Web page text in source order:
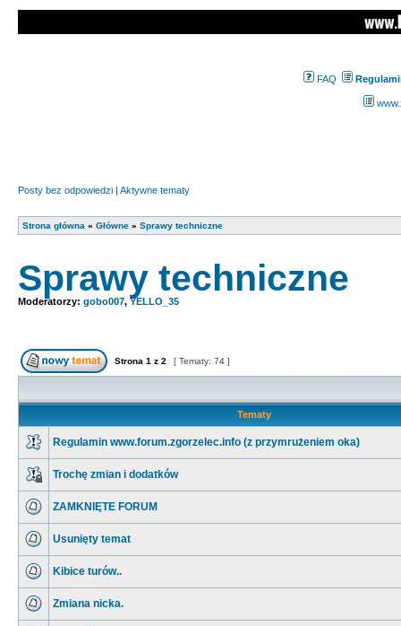
FAQ
Posty bez odpowiedzi | Aktywne tematy
Strona główna » Główne » Sprawy techniczne
Sprawy techniczne
Moderatorzy: gobo007, YELLO_35
Strona 1 z 2 [ Tematy: 74 ]
Tematy
Regulamin www.forum.zgorzelec.info (z przymrużeniem oka)
Trochę zmian i dodatków
ZAMKNIĘTE FORUM
Usunięty temat
Kibice turów..
Zmiana nicka.